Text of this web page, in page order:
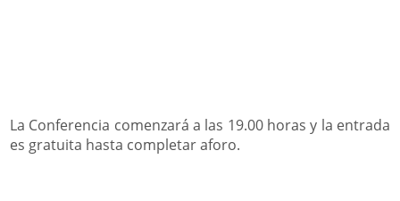
La Conferencia comenzará a las 19.00 horas y la entrada
es gratuita hasta completar aforo.